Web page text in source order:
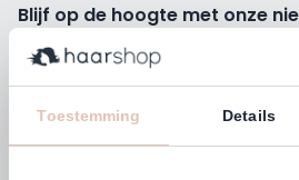
Toestemming Details
Blijf op de hoogte met onze
Ontvang wekelijks de beste
rechtstreeks in jou e-mailbox.
E-mailadres